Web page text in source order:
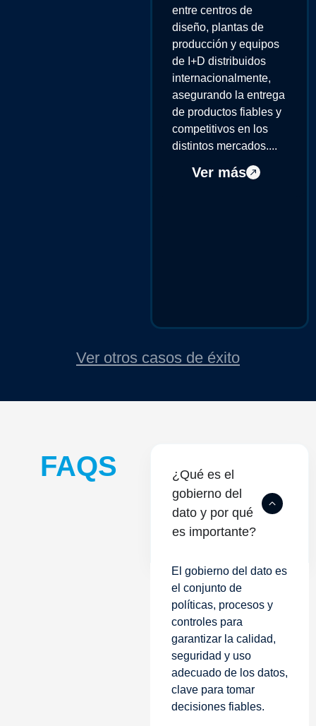
entre centros de
diseño, plantas de
producción y equipos
de I+D distribuidos
internacionalmente,
asegurando la entrega
de productos fiables y
competitivos en los
distintos mercados....
Ver más
Ver otros casos de éxito
FAQS
¿Qué es el
gobierno del
dato y por qué
es importante?
El gobierno del dato es
el conjunto de
políticas, procesos y
controles para
garantizar la calidad,
seguridad y uso
adecuado de los datos,
clave para tomar
decisiones fiables.